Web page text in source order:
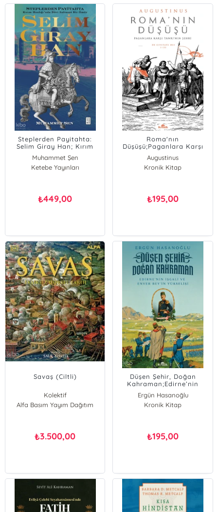
Steplerden Payitahta:
Selim Giray Han; Kırım
Hanlığı’nda Dört Saltanat
Bir Ömür
Muhammet Şen
Ketebe Yayınları
₺449,00
Roma'nın
Düşüşü;Paganlara Karşı
Augustinus
Kronik Kitap
₺195,00
Savaş (Ciltli)
Kolektif
Alfa Basım Yayım Dağıtım
₺3.500,00
Düşen Şehir, Doğan
Kahraman;Edirne’nin
İşgali ve Enver Bey’in
Yükselişi
Ergün Hasanoğlu
Kronik Kitap
₺195,00